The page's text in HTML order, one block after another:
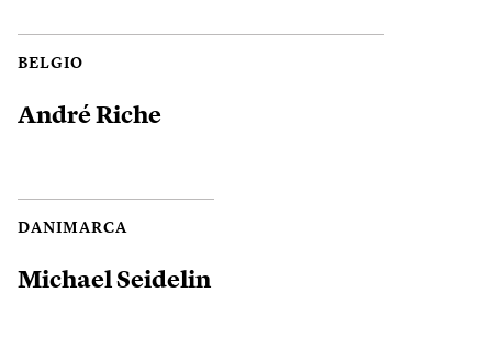
BELGIO
André Riche
DANIMARCA
Michael Seidelin